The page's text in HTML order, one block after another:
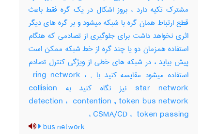
مشترک تکیه دارد ، بروز اشکال در یک گره فقط باعث
قطع ارتباط همان گره با شبکه میشود و بر گره های دیگر
اثری نخواهد داشت برای جلوگیری از تصادمی که هنگام
استفاده همزمان دو یا چند گره از خط شبکه ممکن است
پیش بیاید ، در شبکه های خطی از ویژگی کنترل تصادم
استفاده میشود مقایسه کنید با ‎ ring network ، ‎;
star network نیز نگاه کنید به ‎collision
detection ، ‎ contention , token bus network
، ‎CSMA/CD ، ‎ token passing
bus network